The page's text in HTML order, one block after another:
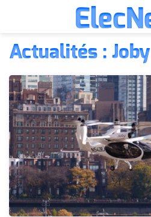
Aller
au
contenu
Voiture électrique
Voiture autonome
Finance
Écologie
Fiches techniques
Actualités :